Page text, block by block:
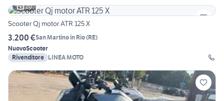
20
Scooter Qj motor ATR 125 X
3.200 €San Martino in Rio(RE)
NuovoScooter
Rivenditore LINEA MOTO